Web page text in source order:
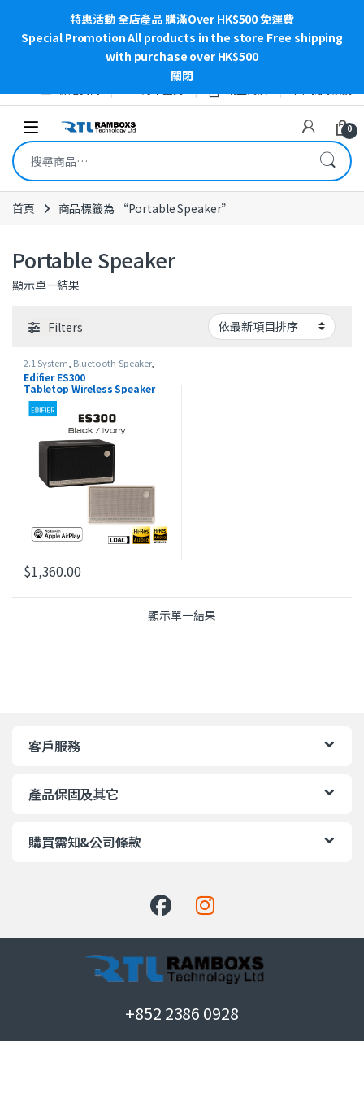
特惠活動 全店產品 購滿Over HK$500 免運費
Special Promotion All products in the store Free shipping
with purchase over HK$500
關閉
Open 0
搜尋關鍵字:
首頁 商品標籤為 “Portable Speaker”
Portable Speaker
顯示單一結果
Filters
2.1 System Bluetooth Speaker,
Edifier Portable Speaker , 最新產品
本週精選
Edifier ES300
Tabletop Wireless Speaker
$1,360.00
此產品有多種款式。 可在產品頁面選擇選項
顯示單一結果
客戶服務
產品保固及其它
購買需知&公司條款
+852 2386 0928